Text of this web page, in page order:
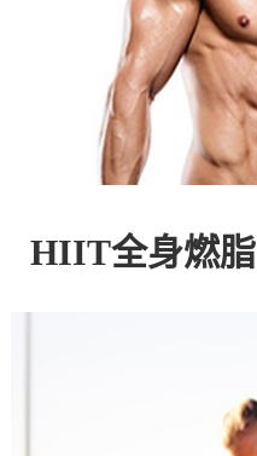
有
HIIT全身燃脂